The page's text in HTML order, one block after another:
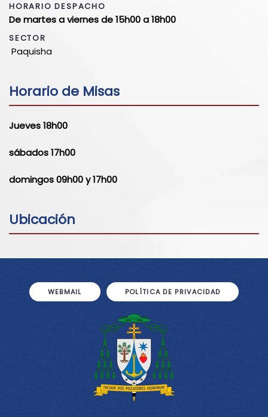
HORARIO DESPACHO
De martes a viernes de 15h00 a 18h00
SECTOR
Paquisha
Horario de Misas
Jueves 18h00
sábados 17h00
domingos 09h00 y 17h00
Ubicación
WEBMAIL POLÍTICA DE PRIVACIDAD